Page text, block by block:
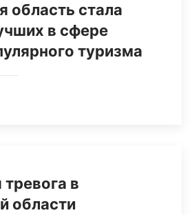
область стала
в сфере
туризма
в
области